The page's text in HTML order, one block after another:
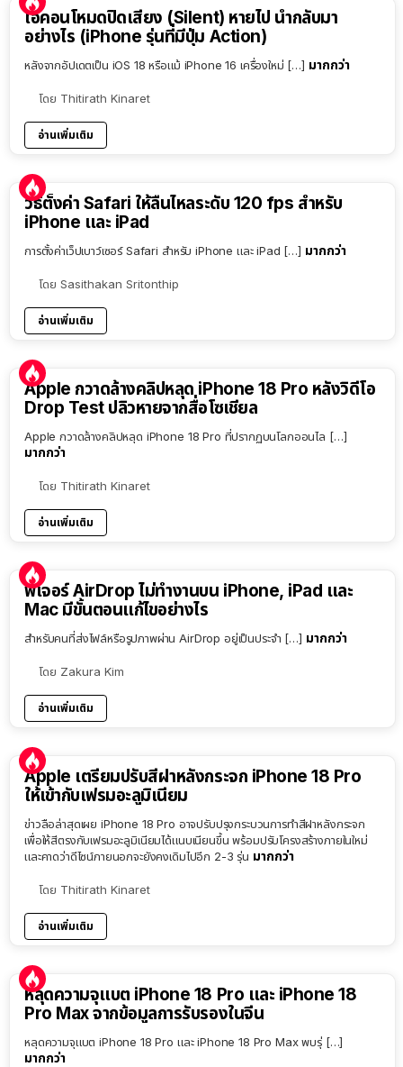
ไอคอนโหมดปิดเสียง (Silent) หายไป นำกลับมา
อย่างไร (iPhone รุ่นที่มีปุ่ม Action)
หลังจากอัปเดตเป็น iOS 18 หรือแม้ iPhone 16 เครื่องใหม่ […] มากกว่า
โดย Thitirath Kinaret
อ่านเพิ่มเติม
วิธีตั้งค่า Safari ให้ลื่นไหลระดับ 120 fps สำหรับ
iPhone และ iPad
การตั้งค่าเว็ปเบาว์เซอร์ Safari สำหรับ iPhone และ iPad […] มากกว่า
โดย Sasithakan Sritonthip
อ่านเพิ่มเติม
Apple กวาดล้างคลิปหลุด iPhone 18 Pro หลังวิดีโอ
Drop Test ปลิวหายจากสื่อโซเชียล
Apple กวาดล้างคลิปหลุด iPhone 18 Pro ที่ปรากฏบนโลกออนไล […]
มากกว่า
โดย Thitirath Kinaret
อ่านเพิ่มเติม
ฟีเจอร์ AirDrop ไม่ทำงานบน iPhone, iPad และ
Mac มีขั้นตอนแก้ไขอย่างไร
สำหรับคนที่ส่งไฟล์หรือรูปภาพผ่าน AirDrop อยู่เป็นประจำ […] มากกว่า
โดย Zakura Kim
อ่านเพิ่มเติม
Apple เตรียมปรับสีฝาหลังกระจก iPhone 18 Pro
ให้เข้ากับเฟรมอะลูมิเนียม
ข่าวลือล่าสุดเผย iPhone 18 Pro อาจปรับปรุงกระบวนการทำสีฝาหลังกระจก
เพื่อให้สีตรงกับเฟรมอะลูมิเนียมได้แนบเนียนขึ้น พร้อมปรับโครงสร้างภายในใหม่
และคาดว่าดีไซน์ภายนอกจะยังคงเดิมไปอีก 2-3 รุ่น มากกว่า
โดย Thitirath Kinaret
อ่านเพิ่มเติม
หลุดความจุแบต iPhone 18 Pro และ iPhone 18
Pro Max จากข้อมูลการรับรองในจีน
หลุดความจุแบต iPhone 18 Pro และ iPhone 18 Pro Max พบรุ่ […]
มากกว่า